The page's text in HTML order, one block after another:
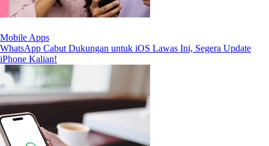
Mobile Apps
WhatsApp Cabut Dukungan untuk iOS Lawas Ini, Segera Update
iPhone Kalian!